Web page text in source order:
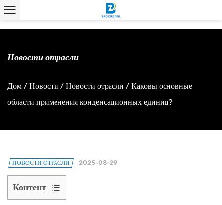
Новости отрасли
Дом / Новости / Новости отрасли / Каковы основные
области применения конденсационных единиц?
НОВОСТИ ОТРАСЛИ 2025-08-29
Контент
1